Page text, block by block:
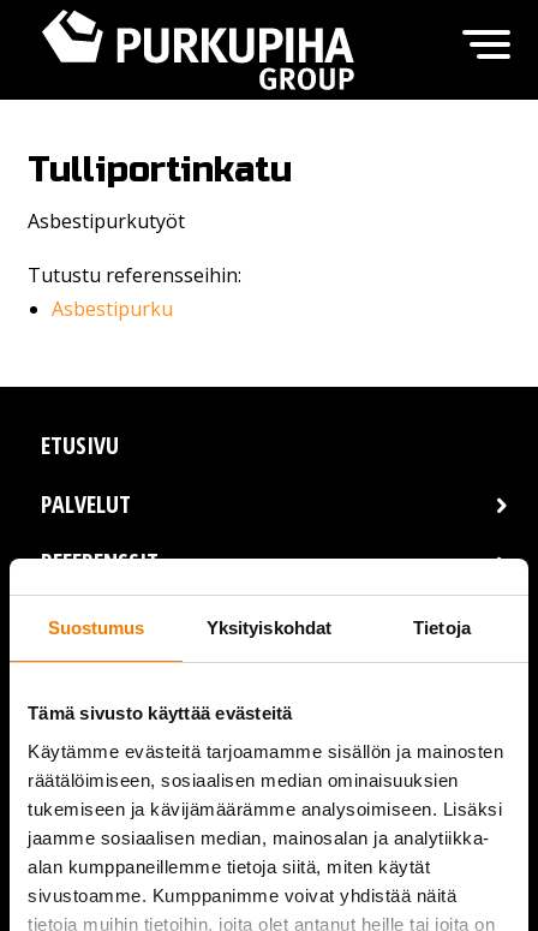
Suostumus Yksityiskohdat Tietoja
Tämä sivusto käyttää evästeitä
Käytämme evästeitä tarjoamamme sisällön ja mainosten
räätälöimiseen, sosiaalisen median ominaisuuksien
tukemiseen ja kävijämäärämme analysoimiseen. Lisäksi
jaamme sosiaalisen median, mainosalan ja analytiikka-
alan kumppaneillemme tietoja siitä, miten käytät
sivustoamme. Kumppanimme voivat yhdistää näitä
tietoja muihin tietoihin, joita olet antanut heille tai joita on
Tulliportinkatu
Asbestipurkutyöt
Tutustu referensseihin:
Asbestipurku
ETUSIVU
PALVELUT
REFERENSSIT
AJANKOHTAISTA
YRITYS
YHTEYSTIEDOT
PURKUPIHA